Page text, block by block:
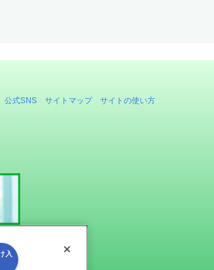
公式SNS サイトマップ サイトの使い方
入